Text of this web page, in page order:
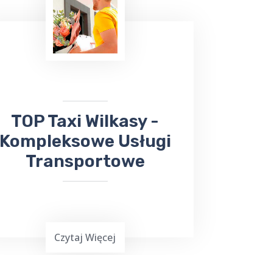
Podróżowanie często jest wymagające,
zwłaszcza gdy chcemy dotrzeć do
miejsca leczenia. Jeśli planujesz wyjazd
do Gołdapi i potrzebujesz
ma dla ciebie doskonałą ofertę.
​TOP Taxi Wilkasy -
Kompleksowe Usługi
Transportowe
Czytaj Więcej